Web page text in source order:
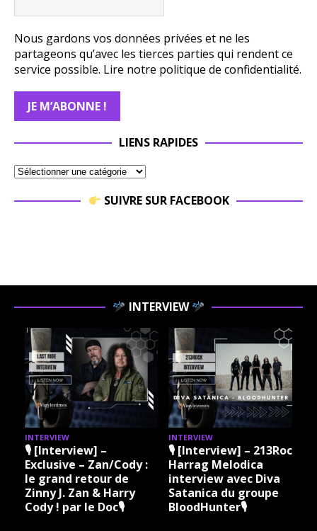
Nous gardons vos données privées et ne les
partageons qu’avec les tierces parties qui rendent ce
service possible. Lire notre politique de confidentialité.
LIENS RAPIDES
SUIVRE SUR FACEBOOK
INTERVIEW
INTERVIEW
🎙 [Interview] –
Exclusive – Zan/Cody :
le grand retour de
Zinny J. Zan & Harry
Cody ! par le Doc🎙
INTERVIEW
🎙 [Interview] – 213Rock
Harrag Melodica
interview avec Diva
Satanica du groupe
BloodHunter🎙